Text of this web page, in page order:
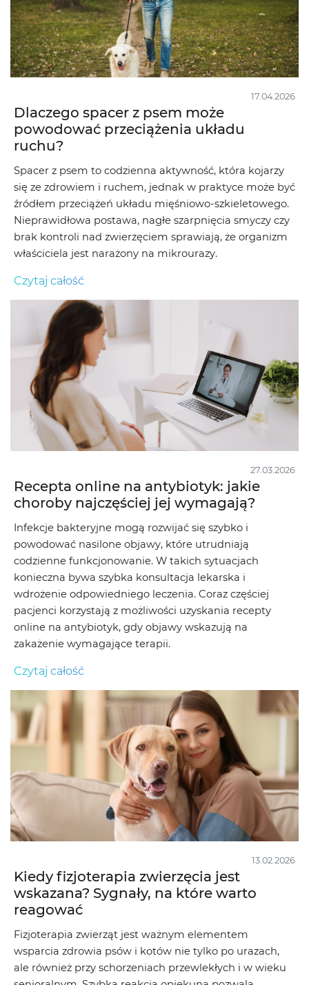
17.04.2026
Dlaczego spacer z psem może
powodować przeciążenia układu
ruchu?
Spacer z psem to codzienna aktywność, która kojarzy
się ze zdrowiem i ruchem, jednak w praktyce może być
źródłem przeciążeń układu mięśniowo-szkieletowego.
Nieprawidłowa postawa, nagłe szarpnięcia smyczy czy
brak kontroli nad zwierzęciem sprawiają, że organizm
właściciela jest narażony na mikrourazy.
Czytaj całość
27.03.2026
Recepta online na antybiotyk: jakie
choroby najczęściej jej wymagają?
Infekcje bakteryjne mogą rozwijać się szybko i
powodować nasilone objawy, które utrudniają
codzienne funkcjonowanie. W takich sytuacjach
konieczna bywa szybka konsultacja lekarska i
wdrożenie odpowiedniego leczenia. Coraz częściej
pacjenci korzystają z możliwości uzyskania recepty
online na antybiotyk, gdy objawy wskazują na
zakażenie wymagające terapii.
Czytaj całość
13.02.2026
Kiedy fizjoterapia zwierzęcia jest
wskazana? Sygnały, na które warto
reagować
Fizjoterapia zwierząt jest ważnym elementem
wsparcia zdrowia psów i kotów nie tylko po urazach,
ale również przy schorzeniach przewlekłych i w wieku